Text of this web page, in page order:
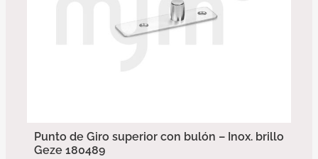
Punto de Giro superior con bulón – Inox. brillo
Geze 180489